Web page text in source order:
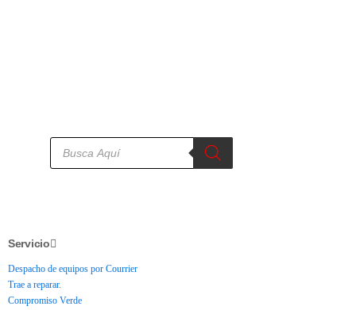
Servicio
Despacho de equipos por Courrier
Trae a reparar.
Compromiso Verde